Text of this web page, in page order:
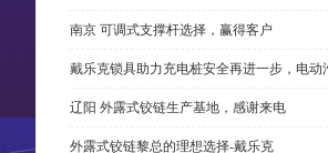
南京 可调式支撑杆选择，赢得客户
戴乐克锁具助力充电桩安全再进一步，电动
辽阳 外露式铰链生产基地，感谢来电
外露式铰链黎总的理想选择-戴乐克